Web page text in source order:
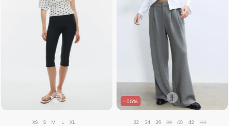
XS S M L XL
–55%
32 34 36 38 40 42 44